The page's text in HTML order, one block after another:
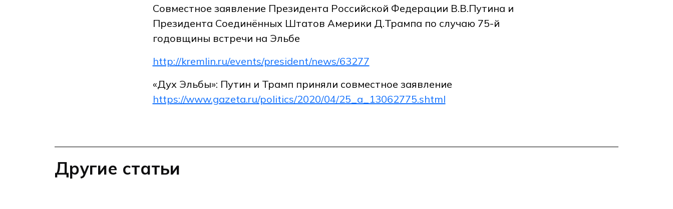
Совместное заявление Президента Российской Федерации В.В.Путина и
Президента Соединённых Штатов Америки Д.Трампа по случаю 75-й
годовщины встречи на Эльбе
http://kremlin.ru/events/president/news/63277
«Дух Эльбы»: Путин и Трамп приняли совместное заявление
https://www.gazeta.ru/politics/2020/04/25_a_13062775.shtml
Другие статьи